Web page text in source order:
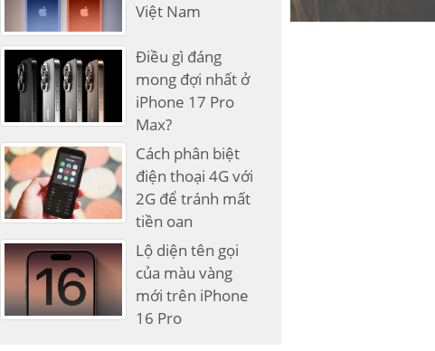
Việt Nam
Điều gì đáng
mong đợi nhất ở
iPhone 17 Pro
Max?
Cách phân biệt
điện thoại 4G với
2G để tránh mất
tiền oan
Lộ diện tên gọi
của màu vàng
mới trên iPhone
16 Pro